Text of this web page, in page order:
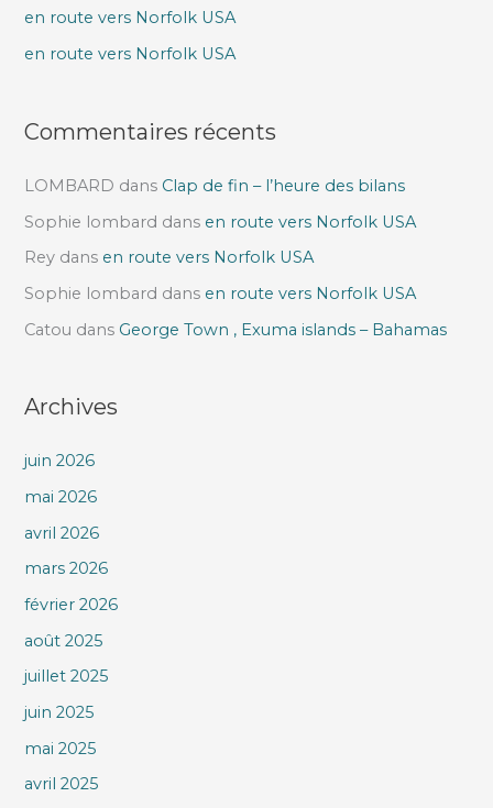
e
en route vers Norfolk USA
en route vers Norfolk USA
Commentaires récents
LOMBARD dans Clap de fin – l’heure des bilans
Sophie lombard dans en route vers Norfolk USA
Rey dans en route vers Norfolk USA
Sophie lombard dans en route vers Norfolk USA
Catou dans George Town , Exuma islands – Bahamas
Archives
juin 2026
mai 2026
avril 2026
mars 2026
février 2026
août 2025
juillet 2025
juin 2025
mai 2025
avril 2025